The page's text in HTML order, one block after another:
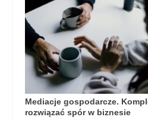
Mediacje gospodarcze.
rozwiązać spór w biznesie